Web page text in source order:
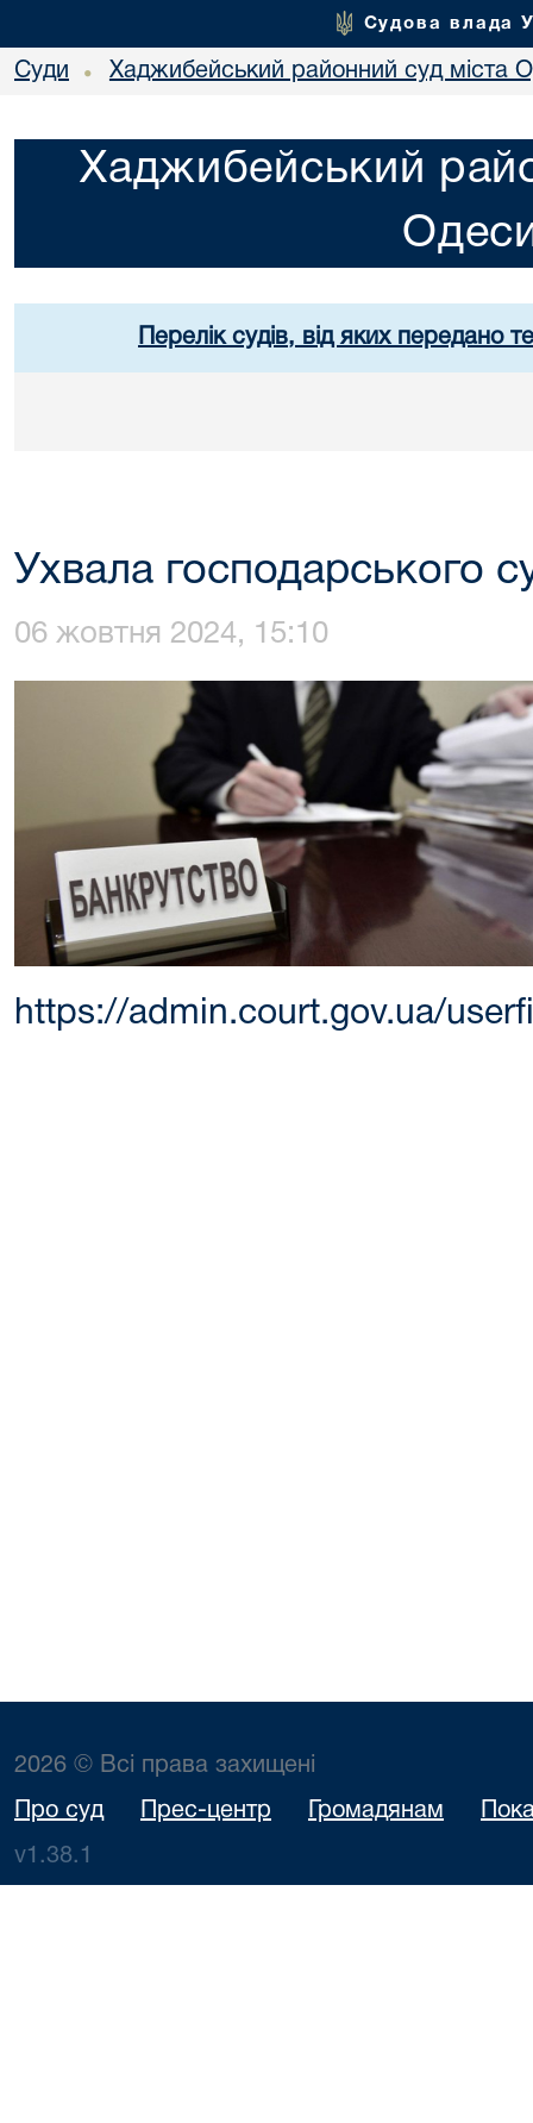
Судова влада
Суди • Хаджибейський районний суд міста
Хаджибейський
Перелік судів, від яких передано
Ухвала господарського
06 жовтня 2024, 15:10
https://admin.court.gov.ua/
2026 © Всі права захищені
Про суд Прес-центр Громадянам
v1.38.1